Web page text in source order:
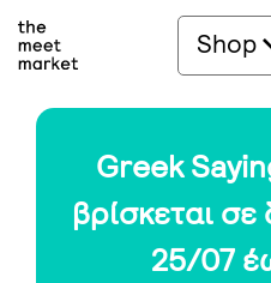
Shop
Greek
βρίσκεται
25/07